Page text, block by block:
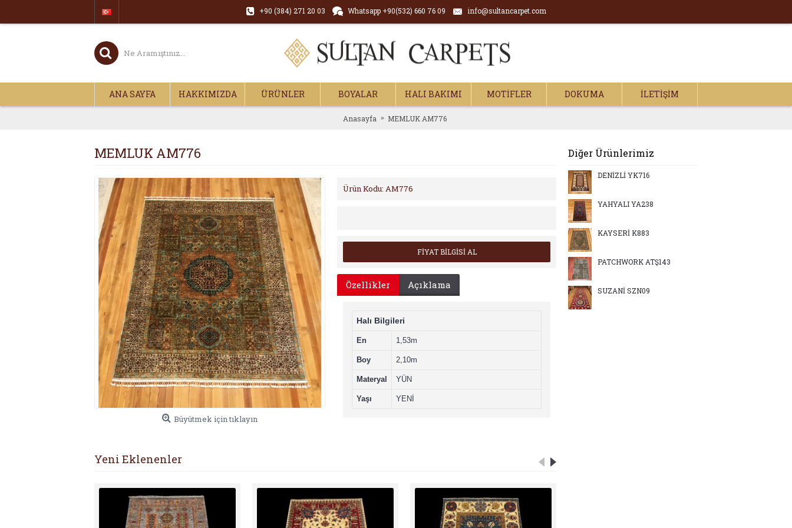
+90 (384) 271 20 03 Whatsapp +90(532) 660 76 09 info@sultancarpet.com
ANA SAYFA HAKKIMIZDA ÜRÜNLER BOYALAR HALI BAKIMI MOTİFLER DOKUMA İLETIŞIM
Anasayfa MEMLUK AM776
Diğer Ürünlerimiz
DENİZLİ YK716
YAHYALI YA238
KAYSERİ K883
PATCHWORK ATŞ143
SUZANİ SZN09
MEMLUK AM776
Büyütmek için tıklayın
Ürün Kodu: AM776
FİYAT BİLGİSİ AL
Özellikler Açıklama
Halı Bilgileri
En 1,53m
Boy 2,10m
Materyal YÜN
Yaşı YENİ
Yeni Eklenenler